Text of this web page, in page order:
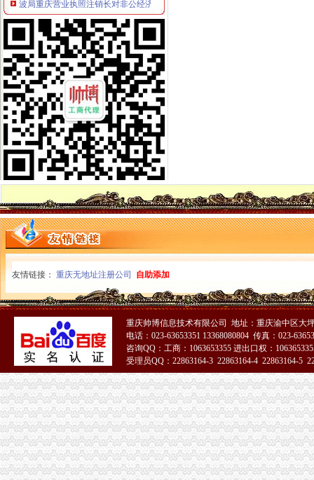
丰都县召开微型企业创业孵化园建设工作会
江北区“减、严、建、扶”重庆公司注销造微型企业健康发展“软环境”
北部新区局重庆税务注销查获一涉嫌侵长安悦翔商标专用权案
秀山局重庆公司注销查获一批涉嫌不合格酒
璧山局重庆代办公司查获星级酒店销售冒名酒44瓶
引入竞争机制，重庆代办公司全市69家培训机构参与微企创业培训
重庆消委敦促锦湖（中国）轮胎销售有限公司履行法定义务
西南五省（区、重庆税务注销市）工商部门签订垄断与不正当竞争执法区域合
全系统积做好流动人口计划生育工作
市重庆分公司注销局出台十五条政策措施全力支持重庆笔记本电脑基地创新发展
永川局重庆税务注销胜利所查获一起价格欺诈案
涪陵局蔺市重庆分公司注销所查获一起无照从事铝锭生产加工案
万州成立家世界500外资企业支部
荣昌局重庆代办公司一季度中介组织发展迅速
市重庆代办公司局认真组织实施对口援疆工作
渝北局“三明确”重庆营业执照注销确保微企财政资金监管到位
双桥区采取多项措施化微型企业发展
彭水局重庆营业执照注销联合公安部门查获一起制售蜂糖案
南川区“十办十不办”重庆公司注销做好微型企业产业引导
黔江局查获一批货值2万余元的重庆代办公司冒“农达”农
渝北局重庆代办公司机场所成功处置一起因航班延误而获集体赔偿案
酉局重庆公司注销加快推进商标发展工作初见成效
“学习贯彻全市工商工作会议精”重庆营业执照注销署名文章组稿编发工作圆满完
批全国外资登记管理干部业务交流会在高新区局重庆代办公司成功召开
奉节局四个“进一步”重庆税务注销措施化微企扶持资金管理
潼南局重庆分公司注销房地产广告专项整工作显成效
南川区向微型企业发布诚信经营倡议书
渝中局在解放碑商圈推行 “十五天退换货制”重庆公司注销受到好评
璧山局“三化”重庆营业执照注销全力营造食品安全健康消费环境
长寿区知名商标认定和保护办法出台
涪陵区开展保护注册商标专用权宣周活动
市重庆税务注销局电子商务监管工作在全国工商系统市场网络监管工作会上作
友情链接： 重庆无地址注册公司 自助添加
重庆帅博信息技术有限公司 地址：重庆渝中区大
电话：023-63653351 13368080804 传真：023-
咨询QQ：工商：1063653355 进出口权：
受理员QQ：22863164-3 22863164-4 22863164-5